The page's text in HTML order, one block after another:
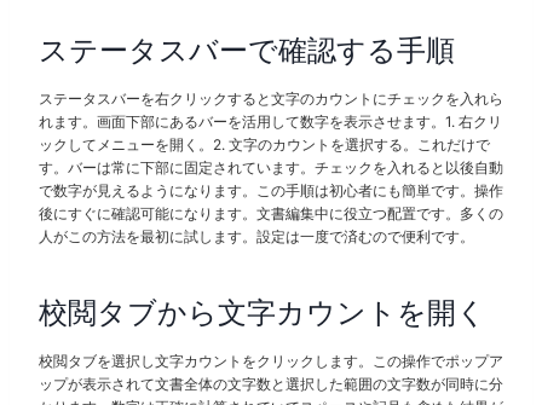
ステータスバーで確認する手順
ステータスバーを右クリックすると文字のカウントにチェックを入れら
れます。画面下部にあるバーを活用して数字を表示させます。1. 右クリ
ックしてメニューを開く。2. 文字のカウントを選択する。これだけで
す。バーは常に下部に固定されています。チェックを入れると以後自動
で数字が見えるようになります。この手順は初心者にも簡単です。操作
後にすぐに確認可能になります。文書編集中に役立つ配置です。多くの
人がこの方法を最初に試します。設定は一度で済むので便利です。
校閲タブから文字カウントを開く
校閲タブを選択し文字カウントをクリックします。この操作でポップア
ップが表示されて文書全体の文字数と選択した範囲の文字数が同時に分